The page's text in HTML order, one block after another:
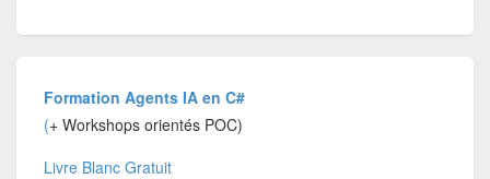
Formation Agents IA en C#
(+ Workshops orientés POC)
Livre Blanc Gratuit